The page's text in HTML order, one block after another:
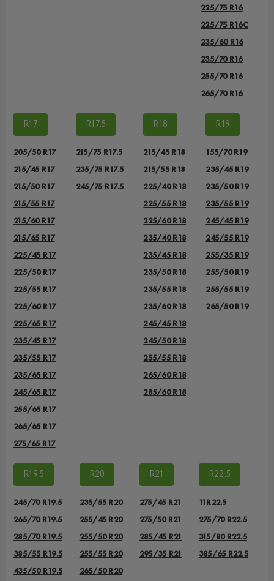
225/75 R16
225/75 R16C
235/60 R16
235/70 R16
255/70 R16
265/70 R16
R17
205/50 R17
215/45 R17
215/50 R17
215/55 R17
215/60 R17
215/65 R17
225/45 R17
225/50 R17
225/55 R17
225/60 R17
225/65 R17
235/45 R17
235/55 R17
235/65 R17
245/65 R17
255/65 R17
265/65 R17
275/65 R17
R17.5
215/75 R17.5
235/75 R17.5
245/75 R17.5
R18
215/45 R18
215/55 R18
225/40 R18
225/55 R18
225/60 R18
235/40 R18
235/45 R18
235/50 R18
235/55 R18
235/60 R18
245/45 R18
245/50 R18
255/55 R18
265/60 R18
285/60 R18
R19
155/70 R19
235/45 R19
235/50 R19
235/55 R19
245/45 R19
245/55 R19
255/35 R19
255/50 R19
255/55 R19
265/50 R19
R19.5
245/70 R19.5
265/70 R19.5
285/70 R19.5
385/55 R19.5
435/50 R19.5
R20
235/55 R20
255/45 R20
255/50 R20
255/55 R20
265/50 R20
R21
275/45 R21
275/50 R21
285/45 R21
295/35 R21
R22.5
11R22.5
275/70 R22.5
315/80 R22.5
385/65 R22.5